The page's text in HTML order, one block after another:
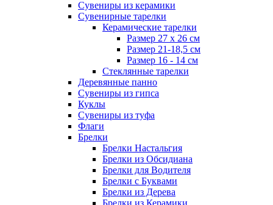
Сувениры из керамики
Сувенирные тарелки
Керамические тарелки
Размер 27 х 26 см
Размер 21-18,5 см
Размер 16 - 14 см
Стеклянные тарелки
Деревянные панно
Сувениры из гипса
Куклы
Сувениры из туфа
Флаги
Брелки
Брелки Настальгия
Брелки из Обсидиана
Брелки для Водителя
Брелки с Буквами
Брелки из Дерева
Брелки из Керамики